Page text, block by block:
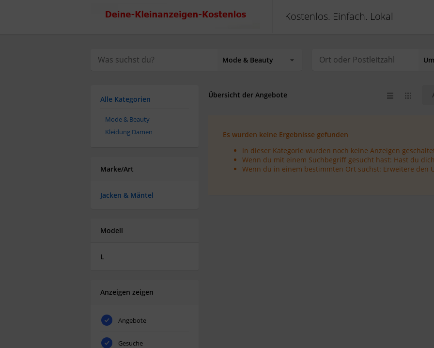
Kostenlos. Einfach. Lokal
Alle Kategorien
Mode & Beauty
Kleidung Damen
Marke/Art
Jacken & Mäntel
Modell
L
Anzeigen zeigen
Angebote
Gesuche
Übersicht der Angebote
Es wurden keine Ergebnisse gefunden
In dieser Kategorie wurden noch keine Anzeigen
Wenn du mit einem Suchbegriff gesucht hast: Hast du
Wenn du in einem bestimmten Ort suchst: Erweitere den